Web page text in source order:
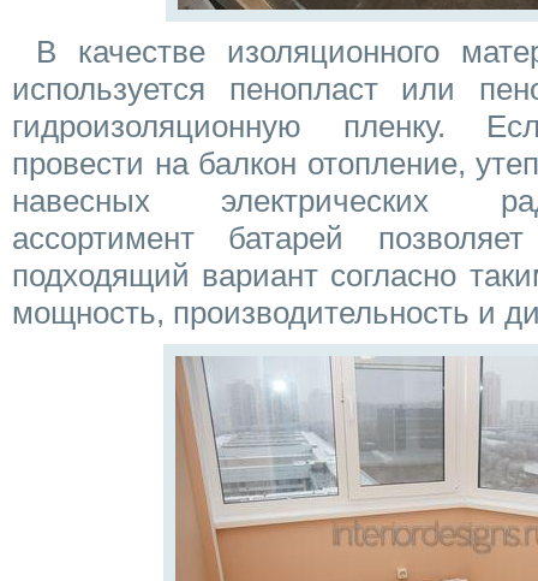
В качестве изоляционного
используется пенопласт или
гидроизоляционную пленку.
провести на балкон отопление,
навесных электрических
ассортимент батарей
подходящий вариант согласно
мощность, производительность и